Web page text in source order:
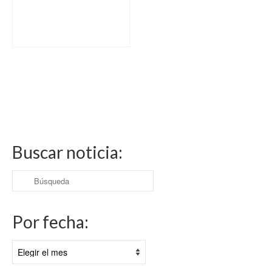
Buscar noticia:
Buscar
por:
Por fecha:
fecha: